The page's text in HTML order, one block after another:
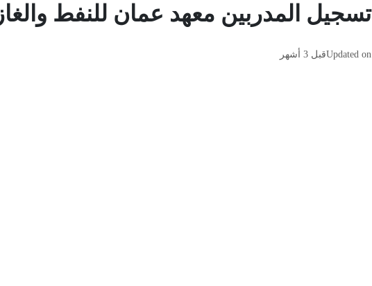
تسجيل المدربين معهد عمان للنفط والغاز
Updated onقبل 3 أشهر